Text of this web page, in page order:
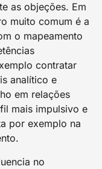
as objeções. Em
muito comum é a
o mapeamento
contratar
analítico e
em relações
mais impulsivo e
por exemplo na
no